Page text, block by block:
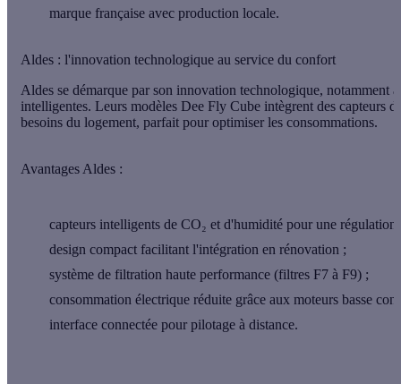
marque française avec production locale.
Aldes : l'innovation technologique au service du confort
Aldes se démarque par son innovation technologique, notamment
intelligentes. Leurs modèles Dee Fly Cube intègrent des capteurs
besoins du logement, parfait pour optimiser les consommations.
Avantages Aldes :
capteurs intelligents de CO₂ et d'humidité pour une régulation
design compact facilitant l'intégration en rénovation ;
système de filtration haute performance (filtres F7 à F9) ;
consommation électrique réduite grâce aux moteurs basse
interface connectée pour pilotage à distance.